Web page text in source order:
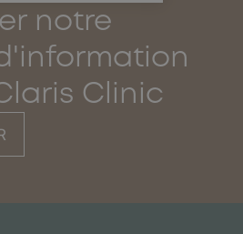
notre
Clinic